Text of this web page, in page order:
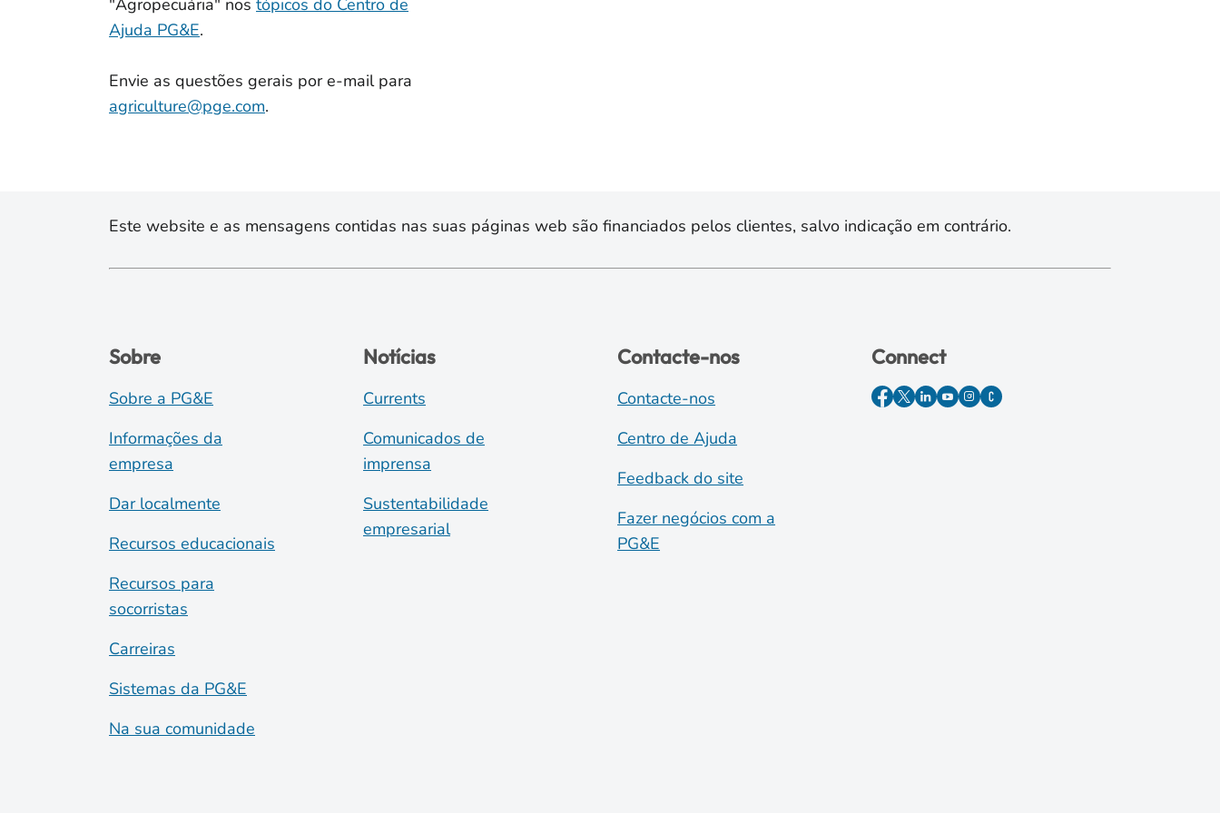
"Agropecuária" nos tópicos do Centro de
Ajuda PG&E.
Envie as questões gerais por e-mail para
agriculture@pge.com.
Este website e as mensagens contidas nas suas páginas web são financiados pelos clientes, salvo indicação em contrário.
Sobre
Sobre a PG&E
Informações da
empresa
Dar localmente
Recursos educacionais
Recursos para
socorristas
Carreiras
Sistemas da PG&E
Na sua comunidade
Notícias
Currents
Comunicados de
imprensa
Sustentabilidade
empresarial
Contacte-nos
Contacte-nos
Centro de Ajuda
Feedback do site
Fazer negócios com a
PG&E
Connect